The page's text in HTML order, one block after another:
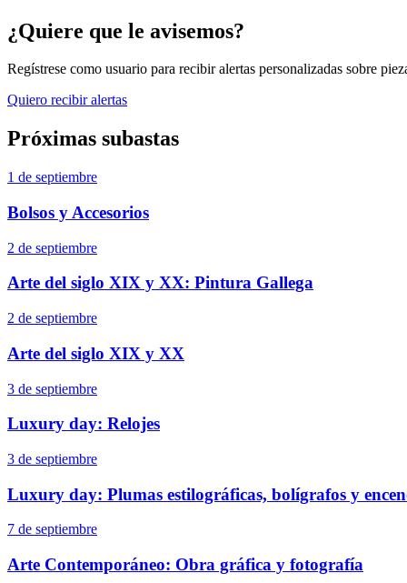
¿Quiere que le avisemos?
Regístrese como usuario para recibir alertas personalizadas sobre
Quiero recibir alertas
Próximas subastas
1 de septiembre
Bolsos y Accesorios
2 de septiembre
Arte del siglo XIX y XX: Pintura Gallega
2 de septiembre
Arte del siglo XIX y XX
3 de septiembre
Luxury day: Relojes
3 de septiembre
Luxury day: Plumas estilográficas, bolígrafos y
7 de septiembre
Arte Contemporáneo: Obra gráfica y fotografía